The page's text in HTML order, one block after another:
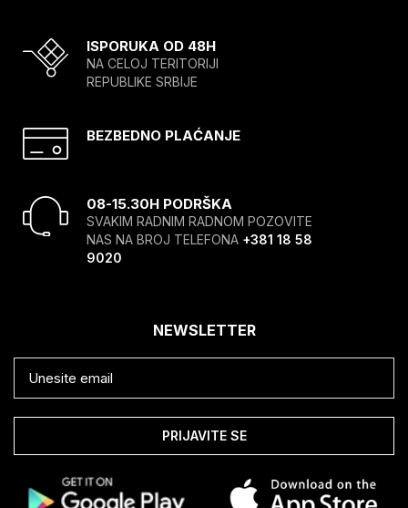
ISPORUKA OD 48H
NA CELOJ TERITORIJI
REPUBLIKE SRBIJE
BEZBEDNO PLAĆANJE
08-15.30H PODRŠKA
SVAKIM RADNIM RADNOM POZOVITE
NAS NA BROJ TELEFONA +381 18 58
9020
NEWSLETTER
PRIJAVITE SE